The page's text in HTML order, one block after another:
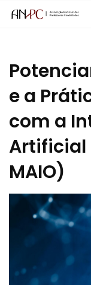
e a
com a
Artificial
MAIO)